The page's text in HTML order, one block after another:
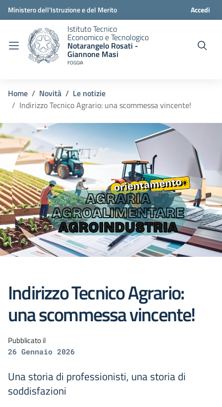
Ministero dell'Istruzione e del Merito Accedi
Istituto Tecnico
Economico e Tecnologico
Notarangelo Rosati -
Giannone Masi
FOGGIA
Home Novità
Le notizie
Indirizzo Tecnico Agrario: una scommessa vincente!
Indirizzo Tecnico Agrario:
una scommessa vincente!
Pubblicato il
26 Gennaio 2026
Una storia di professionisti, una storia di
soddisfazioni